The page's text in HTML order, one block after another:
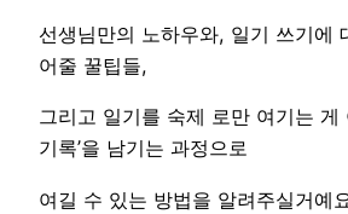
선생님만의 노하우와, 일기 쓰기에
어줄 꿀팁들,
그리고 일기를 숙제 로만 여기는 게
기록’을 남기는 과정으로
여길 수 있는 방법을 알려주실거예